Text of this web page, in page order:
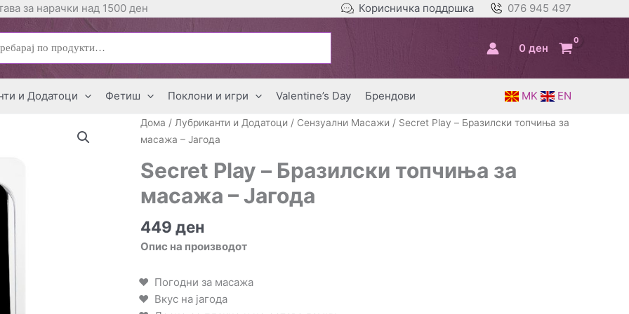
за нарачки над 1500 ден Корисничка поддршка 076 945 497
0 ден
и Додатоци Фетиш Поклони и игри Valentine’s Day Брендови MK EN
Дома / Лубриканти и Додатоци / Сензуални Масажи / Secret Play – Бразилски топчиња за
масажа – Јагода
Secret Play – Бразилски топчиња за
масажа – Јагода
449 ден
Опис на производот
Погодни за масажа
Вкус на јагода